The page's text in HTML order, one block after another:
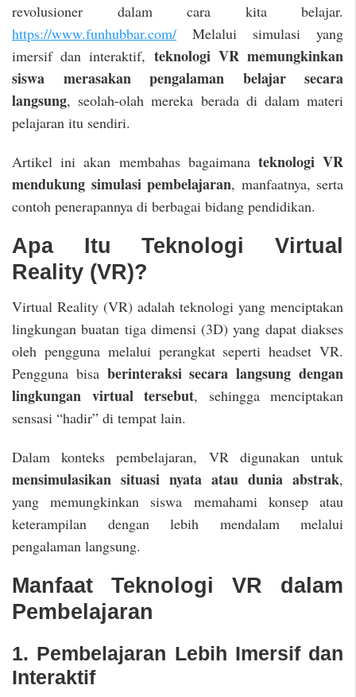
revolusioner dalam cara kita belajar.
https://www.funhubbar.com/ Melalui simulasi yang
imersif dan interaktif, teknologi VR memungkinkan
siswa merasakan pengalaman belajar secara
langsung, seolah-olah mereka berada di dalam materi
pelajaran itu sendiri.
Artikel ini akan membahas bagaimana teknologi VR
mendukung simulasi pembelajaran, manfaatnya, serta
contoh penerapannya di berbagai bidang pendidikan.
Apa Itu Teknologi Virtual
Reality (VR)?
Virtual Reality (VR) adalah teknologi yang menciptakan
lingkungan buatan tiga dimensi (3D) yang dapat diakses
oleh pengguna melalui perangkat seperti headset VR.
Pengguna bisa berinteraksi secara langsung dengan
lingkungan virtual tersebut, sehingga menciptakan
sensasi “hadir” di tempat lain.
Dalam konteks pembelajaran, VR digunakan untuk
mensimulasikan situasi nyata atau dunia abstrak,
yang memungkinkan siswa memahami konsep atau
keterampilan dengan lebih mendalam melalui
pengalaman langsung.
Manfaat Teknologi VR dalam
Pembelajaran
1. Pembelajaran Lebih Imersif dan
Interaktif